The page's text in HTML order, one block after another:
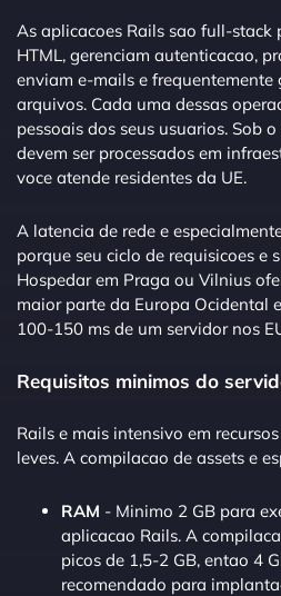
As aplicacoes Rails sao full-stack
HTML, gerenciam autenticacao,
enviam e-mails e frequentemente
arquivos. Cada uma dessas
pessoais dos seus usuarios. Sob o
devem ser processados em
voce atende residentes da UE.
A latencia de rede e
porque seu ciclo de requisicoes e
Hospedar em Praga ou Vilnius
maior parte da Europa Ocidental
100-150 ms de um servidor nos
Requisitos minimos do
Rails e mais intensivo em
leves. A compilacao de assets e
RAM - Minimo 2 GB para
aplicacao Rails. A
picos de 1,5-2 GB, entao 4
recomendado para